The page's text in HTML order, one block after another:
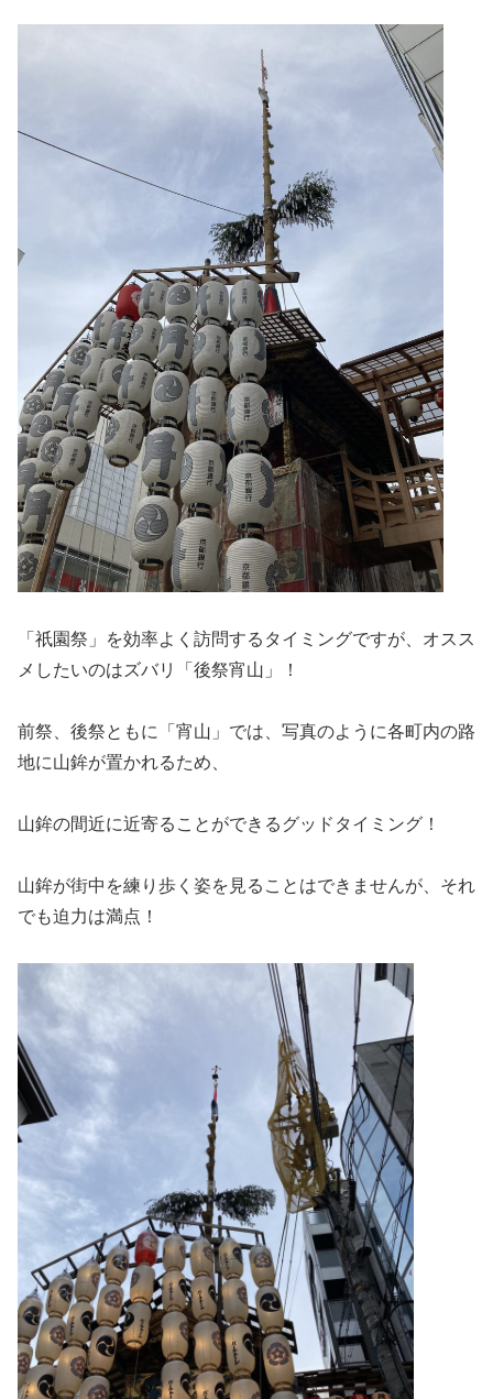
「祇園祭」を効率よく訪問するタイミングですが、オスス
メしたいのはズバリ「後祭宵山」！
前祭、後祭ともに「宵山」では、写真のように各町内の路
地に山鉾が置かれるため、
山鉾の間近に近寄ることができるグッドタイミング！
山鉾が街中を練り歩く姿を見ることはできませんが、それ
でも迫力は満点！